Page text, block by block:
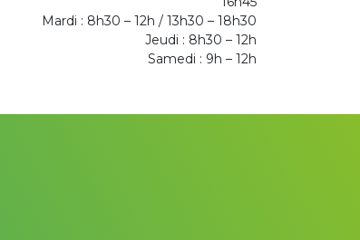
Mardi : 8h30 – 12h / 13h30 – 18h30
Jeudi : 8h30 – 12h
Samedi : 9h – 12h